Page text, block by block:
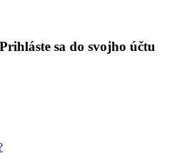
Prihláste sa do svojho účtu